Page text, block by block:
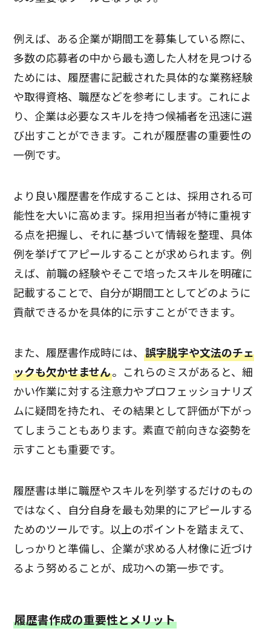
例えば、ある企業が期間工を募集している際に、
多数の応募者の中から最も適した人材を見つける
ためには、履歴書に記載された具体的な業務経験
や取得資格、職歴などを参考にします。これによ
り、企業は必要なスキルを持つ候補者を迅速に選
び出すことができます。これが履歴書の重要性の
一例です。
より良い履歴書を作成することは、採用される可
能性を大いに高めます。採用担当者が特に重視す
る点を把握し、それに基づいて情報を整理、具体
例を挙げてアピールすることが求められます。例
えば、前職の経験やそこで培ったスキルを明確に
記載することで、自分が期間工としてどのように
貢献できるかを具体的に示すことができます。
また、履歴書作成時には、誤字脱字や文法のチェ
ックも欠かせません。これらのミスがあると、細
かい作業に対する注意力やプロフェッショナリズ
ムに疑問を持たれ、その結果として評価が下がっ
てしまうこともあります。素直で前向きな姿勢を
示すことも重要です。
履歴書は単に職歴やスキルを列挙するだけのもの
ではなく、自分自身を最も効果的にアピールする
ためのツールです。以上のポイントを踏まえて、
しっかりと準備し、企業が求める人材像に近づけ
るよう努めることが、成功への第一歩です。
履歴書作成の重要性とメリット